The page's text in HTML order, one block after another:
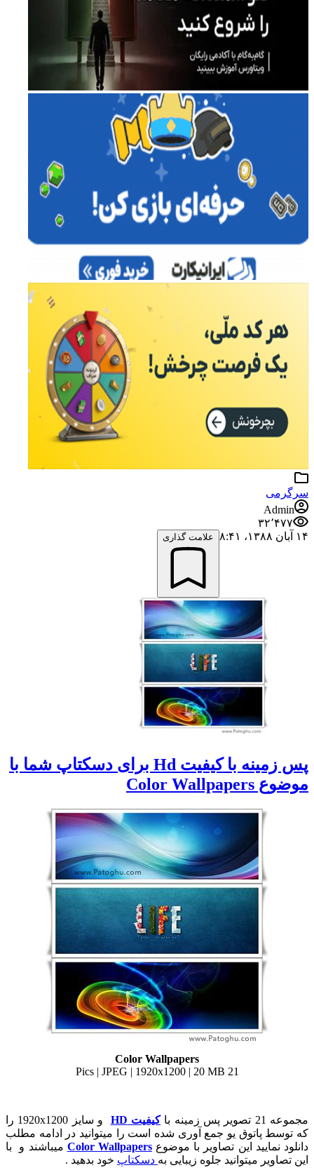
سرگرمی
Admin
۳۲٬۴۷۷
۱۴ آبان ۱۳۸۸،‏ ۸:۴۱
علامت گذاری
پس زمینه با کیفیت Hd برای دسکتاپ شما با
موضوع Color Wallpapers
Color Wallpapers
21 Pics | JPEG | 1920x1200 | 20 MB
مجموعه 21 تصویر پس زمینه با کیفیت HD
و سایز 1920x1200 را
که توسط پاتوق یو جمع آوری شده است را میتوانید در ادامه مطلب
دانلود نمایید این تصاویر با موضوعColor Wallpapers میباشند و با
این تصاویر میتوانید جلوه زیبایی به دسکتاپ خود بدهید .